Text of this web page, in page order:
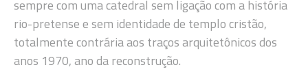
sempre com uma catedral sem ligação com a história
rio-pretense e sem identidade de templo cristão,
totalmente contrária aos traços arquitetônicos dos
anos 1970, ano da reconstrução.